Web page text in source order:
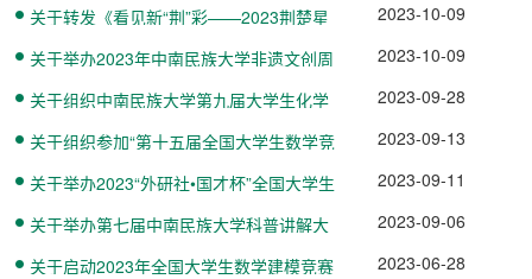
关于转发《看见新“荆”彩——2023荆楚星
2023-10-09
关于举办2023年中南民族大学非遗文创周
2023-10-09
关于组织中南民族大学第九届大学生化学
2023-09-28
关于组织参加“第十五届全国大学生数学竞
2023-09-13
关于举办2023“外研社•国才杯”全国大学生
2023-09-11
关于举办第七届中南民族大学科普讲解大
2023-09-06
关于启动2023年全国大学生数学建模竞赛
2023-06-28